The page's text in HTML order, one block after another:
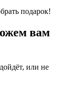
вам
или не